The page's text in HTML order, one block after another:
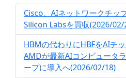
Cisco、AIネットワークチッ
Silicon Labsを買収(2026/02/
HBMの代わりにHBFをAIチッ
AMDが最新AIコンピュータ
ープに導入へ(2026/02/18)